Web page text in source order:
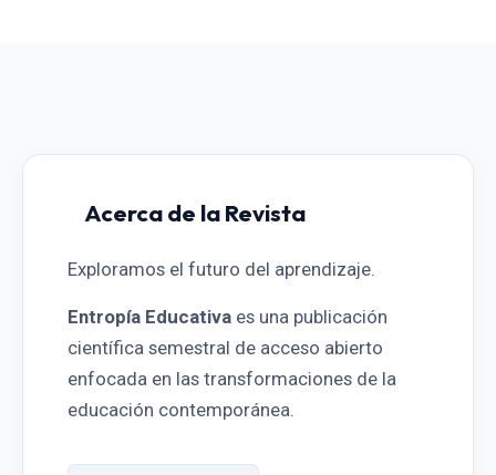
Acerca de la Revista
Exploramos el futuro del aprendizaje.
Entropía Educativa es una publicación
científica semestral de acceso abierto
enfocada en las transformaciones de la
educación contemporánea.